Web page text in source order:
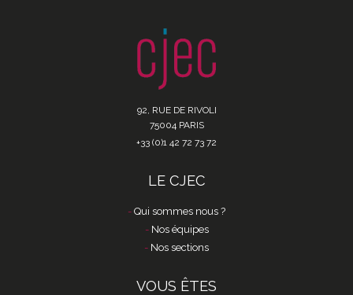
92, RUE DE RIVOLI
75004 PARIS
+33 (0)1 42 72 73 72
LE CJEC
Qui sommes nous ?
Nos équipes
Nos sections
VOUS ÊTES